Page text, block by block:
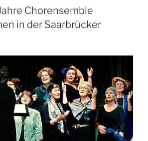
Chorensemble
in der Saarbrücker